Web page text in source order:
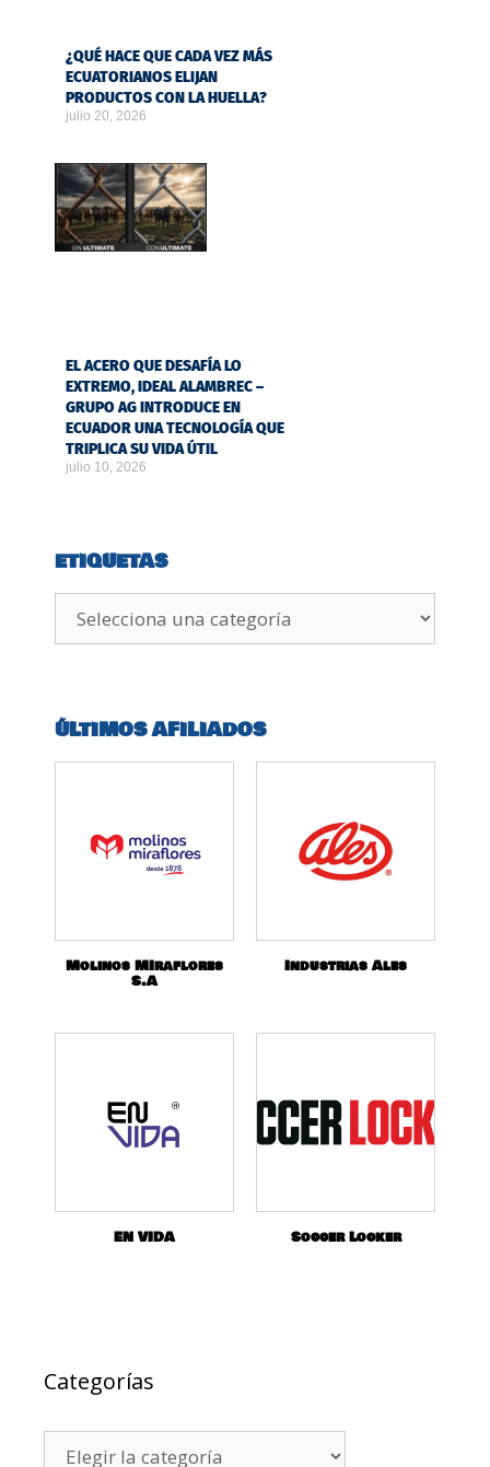
¿QUÉ HACE QUE CADA VEZ MÁS
ECUATORIANOS ELIJAN
PRODUCTOS CON LA HUELLA?
julio 20, 2026
EL ACERO QUE DESAFÍA LO
EXTREMO, IDEAL ALAMBREC –
GRUPO AG INTRODUCE EN
ECUADOR UNA TECNOLOGÍA QUE
TRIPLICA SU VIDA ÚTIL
julio 10, 2026
ETIQUETAS
ÚLTIMOS AFILIADOS
Molinos MIraflores
S.A
Industrias Ales
EN VIDA Soccer Locker
Categorías